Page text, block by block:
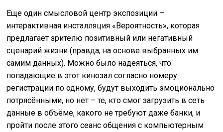
Еще один смысловой центр экспозиции –
интерактивная инсталляция «Вероятность», которая
предлагает зрителю позитивный или негативный
сценарий жизни (правда, на основе выбранных им
самим данных). Можно было надеяться, что
попадающие в этот кинозал согласно номеру
регистрации по одному, будут выходить эмоционально
потрясёнными, но нет – те, кто смог загрузить в сеть
данные в объёме, какого не требуют даже банки, и
пройти после этого сеанс общения с компьютерным